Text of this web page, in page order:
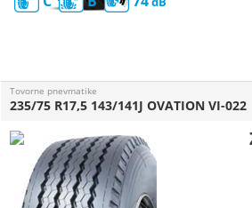
Tovorne pnevmatike
235/75 R17,5 143/141J OVATION VI-022